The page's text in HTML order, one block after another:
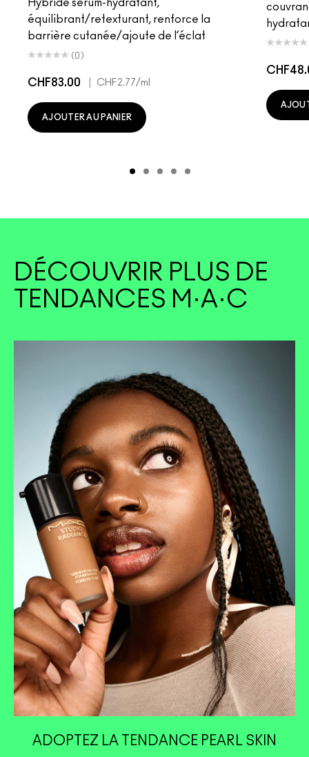
Hybride sérum-hydratant,
équilibrant/retexturant, renforce la
barrière cutanée/ajoute de l’éclat
(0)
CHF83.00 CHF2.77/ml
AJOUTER AU PANIER
DÉCOUVRIR PLUS DE
TENDANCES M·A·C
ADOPTEZ LA TENDANCE PEARL SKIN